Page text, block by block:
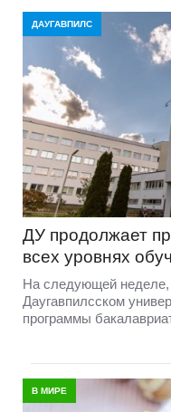
ДАУГАВПИЛС
ДУ продолжает
всех уровнях
На следующей неделе,
Даугавпилсском
программы
В МИРЕ